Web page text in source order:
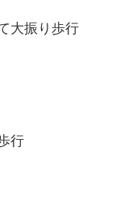
大振り歩行
行